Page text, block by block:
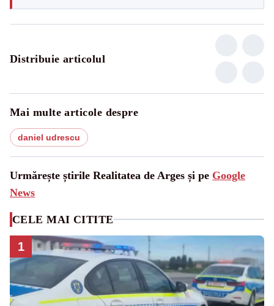
Distribuie articolul
Mai multe articole despre
daniel udrescu
Urmărește știrile Realitatea de Arges și pe Google
News
CELE MAI CITITE
1